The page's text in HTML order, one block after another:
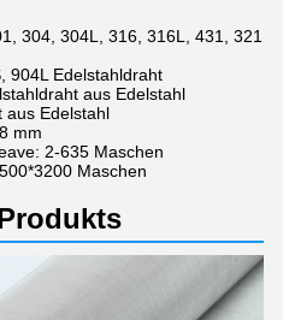
304, 304L, 316, 316L, 431, 321
904L Edelstahldraht
aus Edelstahl
aus Edelstahl
mm
2-635 Maschen
Maschen